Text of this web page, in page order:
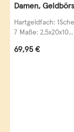
Damen,
Leder
Hartgeldfach:
7 Maße: 2,5x20x10...
Regulärer Preis:
69,95 €